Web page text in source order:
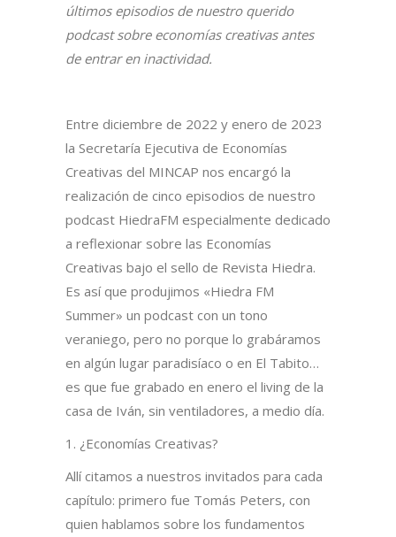
últimos episodios de nuestro querido
podcast sobre economías creativas antes
de entrar en inactividad.
Entre diciembre de 2022 y enero de 2023
la Secretaría Ejecutiva de Economías
Creativas del MINCAP nos encargó la
realización de cinco episodios de nuestro
podcast HiedraFM especialmente dedicado
a reflexionar sobre las Economías
Creativas bajo el sello de Revista Hiedra.
Es así que produjimos «Hiedra FM
Summer» un podcast con un tono
veraniego, pero no porque lo grabáramos
en algún lugar paradisíaco o en El Tabito…
es que fue grabado en enero el living de la
casa de Iván, sin ventiladores, a medio día.
1. ¿Economías Creativas?
Allí citamos a nuestros invitados para cada
capítulo: primero fue Tomás Peters, con
quien hablamos sobre los fundamentos